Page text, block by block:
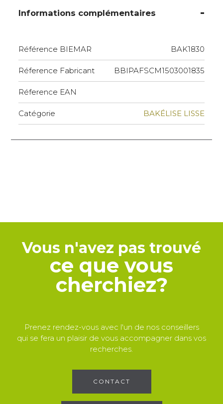
Informations complémentaires
Référence BIEMAR BAK1830
Réference Fabricant BBIPAFSCM1503001835
Réference EAN
Catégorie BAKÉLISE LISSE
Vous n'avez pas trouvé
ce que vous
cherchiez?
Prenez rendez-vous avec l'un de nos conseillers
qui se fera un plaisir de vous accompagner dans vos
recherches.
CONTACT